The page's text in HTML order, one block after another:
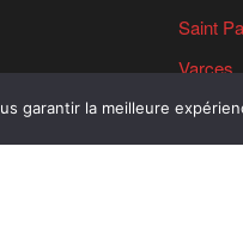
Saint
Varces
Vizille
garantir la meilleure